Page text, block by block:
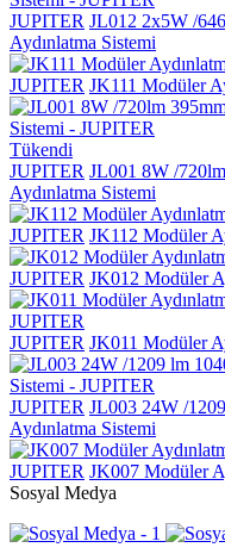
JUPITER JL012 2x5W /
Aydınlatma Sistemi
JUPITER JK111 Modüler
Tükendi
JUPITER JL001 8W /
Aydınlatma Sistemi
JUPITER JK112 Modüler
JUPITER JK012 Modüler
JUPITER JK011 Modüler
JUPITER JL003 24W /
Aydınlatma Sistemi
JUPITER JK007 Modüler
Sosyal Medya